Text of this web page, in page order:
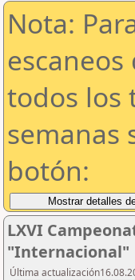
Nota:
todos los
semanas
botón:
LXVI
"Internacional"
Última